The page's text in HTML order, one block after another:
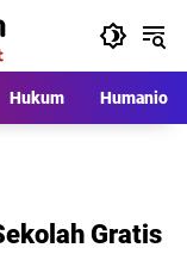
Hukum Humaniora
Gratis